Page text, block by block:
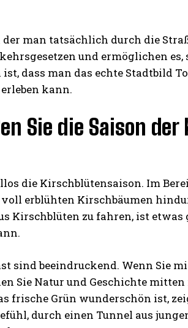
man tatsächlich durch die
und ermöglichen
dass man das echte Stadtbild
kann.
Sie die Saison
die Kirschblütensaison. Im
erblühten Kirschbäumen
Kirschblüten zu fahren, ist etwas
sind beeindruckend. Wenn Sie
Sie Natur und Geschichte
frische Grün wunderschön ist,
durch einen Tunnel aus